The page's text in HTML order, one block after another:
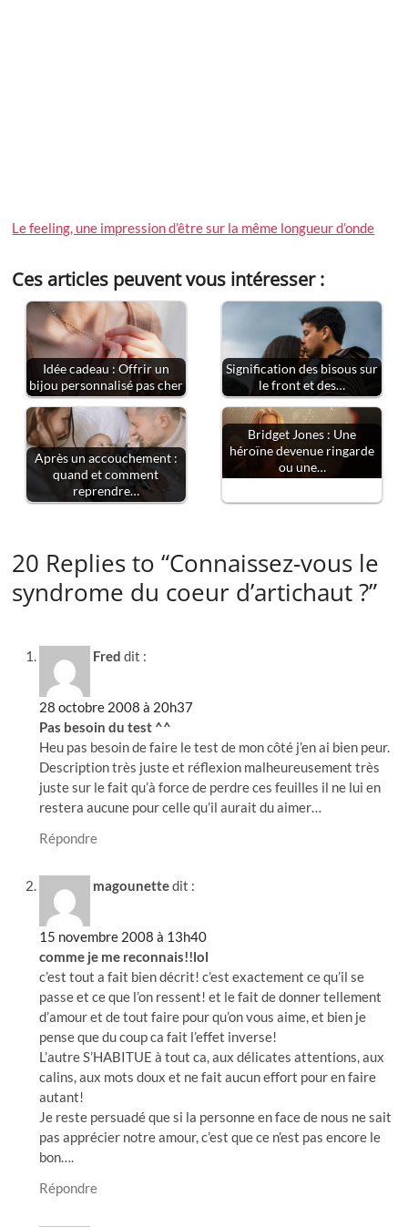
Le feeling, une impression d’être sur la même longueur d’onde
Ces articles peuvent vous intéresser :
Idée cadeau : Offrir un
bijou personnalisé pas cher
Signification des bisous sur
le front et des…
Après un accouchement :
quand et comment
reprendre…
Bridget Jones : Une
héroïne devenue ringarde
ou une…
20 Replies to “Connaissez-vous le
syndrome du coeur d’artichaut ?”
Fred dit :
28 octobre 2008 à 20h37
Pas besoin du test ^^
Heu pas besoin de faire le test de mon côté j’en ai bien peur.
Description très juste et réflexion malheureusement très
juste sur le fait qu’à force de perdre ces feuilles il ne lui en
restera aucune pour celle qu’il aurait du aimer…
Répondre
magounettedit :
15 novembre 2008 à 13h40
comme je me reconnais!!lol
c’est tout a fait bien décrit! c’est exactement ce qu’il se
passe et ce que l’on ressent! et le fait de donner tellement
d’amour et de tout faire pour qu’on vous aime, et bien je
pense que du coup ca fait l’effet inverse!
L’autre S’HABITUE à tout ca, aux délicates attentions, aux
calins, aux mots doux et ne fait aucun effort pour en faire
autant!
Je reste persuadé que si la personne en face de nous ne sait
pas apprécier notre amour, c’est que ce n’est pas encore le
bon….
Répondre